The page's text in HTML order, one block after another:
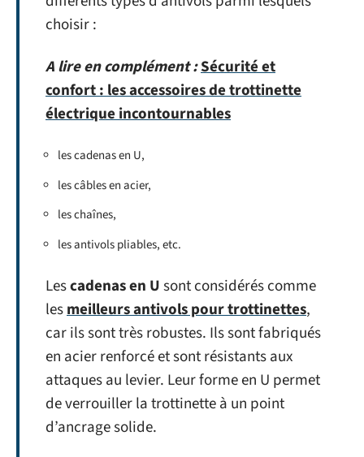
choisir :
A lire en complément :Sécurité et
confort : les accessoires de trottinette
électrique incontournables
les cadenas en U,
les câbles en acier,
les chaînes,
les antivols pliables, etc.
Lescadenas en Usont considérés comme
lesmeilleurs antivols pour trottinettes,
car ils sont très robustes. Ils sont fabriqués
en acier renforcé et sont résistants aux
attaques au levier. Leur forme en U permet
de verrouiller la trottinette à un point
d’ancrage solide.